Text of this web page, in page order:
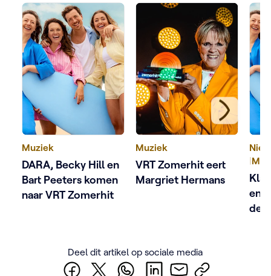
Muziek
DARA, Becky Hill en
Bart Peeters komen
naar VRT Zomerhit
Muziek
VRT Zomerhit eert
Margriet Hermans
|
en
de
Deel dit artikel op sociale media